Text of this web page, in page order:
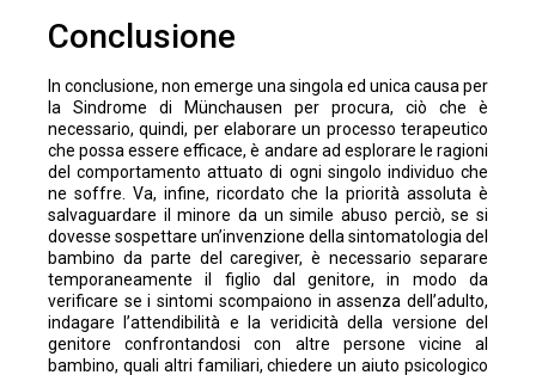
Conclusione
In conclusione, non emerge una singola ed unica causa per
la Sindrome di Münchausen per procura, ciò che è
necessario, quindi, per elaborare un processo terapeutico
che possa essere efficace, è andare ad esplorare le ragioni
del comportamento attuato di ogni singolo individuo che
ne soffre. Va, infine, ricordato che la priorità assoluta è
salvaguardare il minore da un simile abuso perciò, se si
dovesse sospettare un’invenzione della sintomatologia del
bambino da parte del caregiver, è necessario separare
temporaneamente il figlio dal genitore, in modo da
verificare se i sintomi scompaiono in assenza dell’adulto,
indagare l’attendibilità e la veridicità della versione del
genitore confrontandosi con altre persone vicine al
bambino, quali altri familiari, chiedere un aiuto psicologico